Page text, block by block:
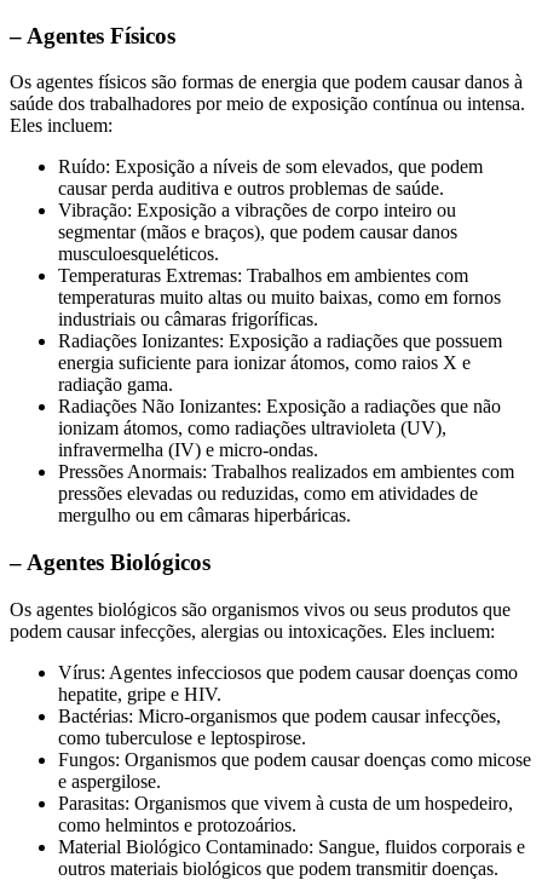
– Agentes Físicos
Os agentes físicos são formas de energia que podem causar danos à
saúde dos trabalhadores por meio de exposição contínua ou intensa.
Eles incluem:
Ruído: Exposição a níveis de som elevados, que podem
causar perda auditiva e outros problemas de saúde.
Vibração: Exposição a vibrações de corpo inteiro ou
segmentar (mãos e braços), que podem causar danos
musculoesqueléticos.
Temperaturas Extremas: Trabalhos em ambientes com
temperaturas muito altas ou muito baixas, como em fornos
industriais ou câmaras frigoríficas.
Radiações Ionizantes: Exposição a radiações que possuem
energia suficiente para ionizar átomos, como raios X e
radiação gama.
Radiações Não Ionizantes: Exposição a radiações que não
ionizam átomos, como radiações ultravioleta (UV),
infravermelha (IV) e micro-ondas.
Pressões Anormais: Trabalhos realizados em ambientes com
pressões elevadas ou reduzidas, como em atividades de
mergulho ou em câmaras hiperbáricas.
– Agentes Biológicos
Os agentes biológicos são organismos vivos ou seus produtos que
podem causar infecções, alergias ou intoxicações. Eles incluem:
Vírus: Agentes infecciosos que podem causar doenças como
hepatite, gripe e HIV.
Bactérias: Micro-organismos que podem causar infecções,
como tuberculose e leptospirose.
Fungos: Organismos que podem causar doenças como micose
e aspergilose.
Parasitas: Organismos que vivem à custa de um hospedeiro,
como helmintos e protozoários.
Material Biológico Contaminado: Sangue, fluidos corporais e
outros materiais biológicos que podem transmitir doenças.